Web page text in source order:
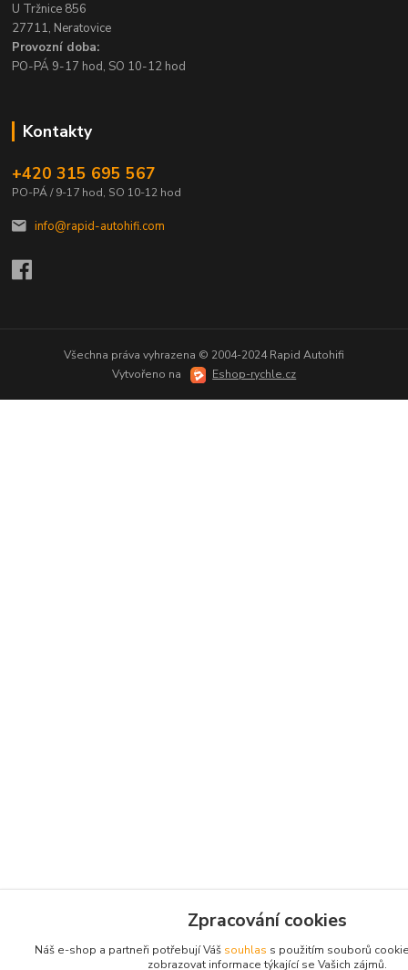
U Tržnice 856
27711, Neratovice
Provozní doba:
PO-PÁ 9-17 hod, SO 10-12 hod
Kontakty
+420 315 695 567
PO-PÁ / 9-17 hod, SO 10-12 hod
info@rapid-autohifi.com
Všechna práva vyhrazena © 2004-2024 Rapid Autohifi
Vytvořeno na
Eshop-rychle.cz
Zpracování cookies
Náš e-shop a partneři potřebují Váš souhlas s použitím souborů
zobrazovat informace týkající se Vašich zájmů.